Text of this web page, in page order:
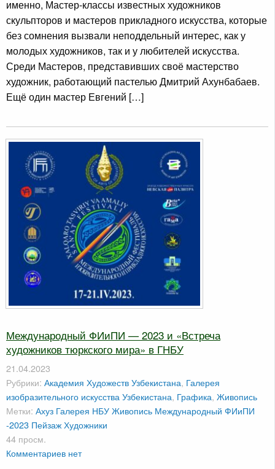
именно, Мастер-классы известных художников
скульпторов и мастеров прикладного искусства, которые
без сомнения вызвали неподдельный интерес, как у
молодых художников, так и у любителей искусства.
Среди Мастеров, представивших своё мастерство
художник, работающий пастелью Дмитрий Ахунбабаев.
Ещё один мастер Евгений […]
Международный ФИиПИ — 2023 и «Встреча
художников тюркского мира» в ГНБУ
21.04.2023
Рубрики: Академия Художеств Узбекистана, Галерея
изобразительного искусства Узбекистана, Графика, Живопись
Метки: Ахуз Галерея НБУЖивопись Международный ФИиПИ
-2023 ПейзажХудожники
44 просм.
Комментариев нет